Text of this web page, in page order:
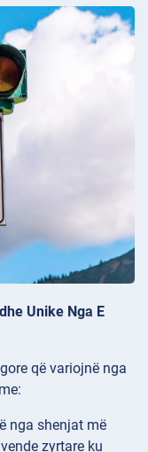
Unike Nga E
që variojnë nga
nga shenjat më
zyrtare ku